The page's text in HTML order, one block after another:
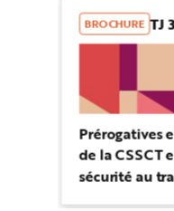
BROCHURE TJ
Prérogatives
de la CSSCT
sécurité au